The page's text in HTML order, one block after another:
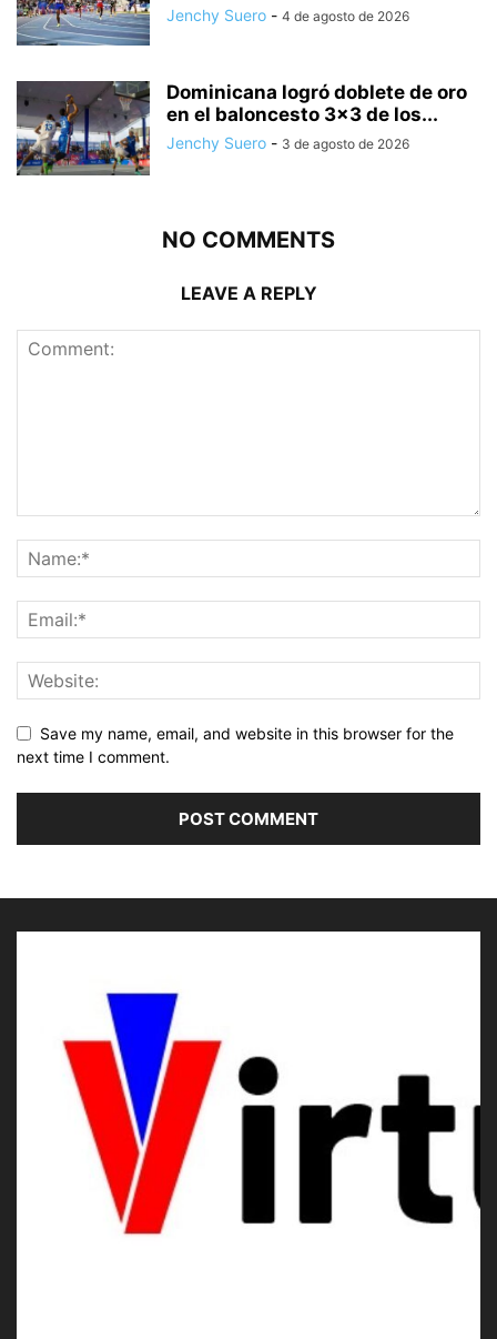
Jenchy Suero - 4 de agosto de 2026
Dominicana logró doblete de oro
en el baloncesto 3×3 de los...
Jenchy Suero - 3 de agosto de 2026
NO COMMENTS
LEAVE A REPLY
Save my name, email, and website in this browser for the
next time I comment.